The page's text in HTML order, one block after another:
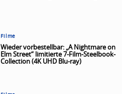
Filme
Wieder vorbestellbar: „A Nightmare on
Elm Street“ limitierte 7-Film-Steelbook-
Collection (4K UHD Blu-ray)